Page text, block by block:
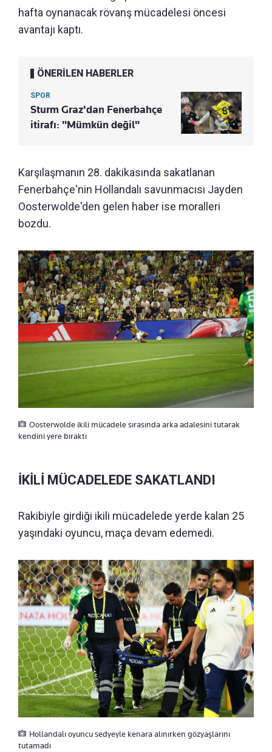
hafta oynanacak rövanş mücadelesi öncesi
avantajı kaptı.
ÖNERİLEN HABERLER
SPOR
Sturm Graz'dan Fenerbahçe
itirafı: "Mümkün değil"
Karşılaşmanın 28. dakikasında sakatlanan
Fenerbahçe'nin Hollandalı savunmacısı Jayden
Oosterwolde'den gelen haber ise moralleri
bozdu.
Oosterwolde ikili mücadele sırasında arka adalesini tutarak
kendini yere bıraktı
İKİLİ MÜCADELEDE SAKATLANDI
Rakibiyle girdiği ikili mücadelede yerde kalan 25
yaşındaki oyuncu, maça devam edemedi.
Hollandalı oyuncu sedyeyle kenara alınırken gözyaşlarını
tutamadı